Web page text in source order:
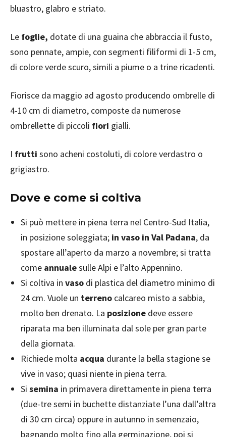
bluastro, glabro e striato.
Le foglie, dotate di una guaina che abbraccia il fusto,
sono pennate, ampie, con segmenti filiformi di 1-5 cm,
di colore verde scuro, simili a piume o a trine ricadenti.
Fiorisce da maggio ad agosto producendo ombrelle di
4-10 cm di diametro, composte da numerose
ombrellette di piccoli fiori gialli.
I frutti sono acheni costoluti, di colore verdastro o
grigiastro.
Dove e come si coltiva
Si può mettere in piena terra nel Centro-Sud Italia,
in posizione soleggiata; in vaso in Val Padana, da
spostare all’aperto da marzo a novembre; si tratta
come annualesulle Alpi e l’alto Appennino.
Si coltiva in vaso di plastica del diametro minimo di
24 cm. Vuole un terreno calcareo misto a sabbia,
molto ben drenato. La posizione deve essere
riparata ma ben illuminata dal sole per gran parte
della giornata.
Richiede molta acqua durante la bella stagione se
vive in vaso; quasi niente in piena terra.
Si semina in primavera direttamente in piena terra
(due-tre semi in buchette distanziate l’una dall’altra
di 30 cm circa) oppure in autunno in semenzaio,
bagnando molto fino alla germinazione, poi si